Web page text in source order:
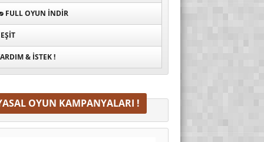
FULL OYUN İNDIR
& İSTEK !
OYUN KAMPANYALARI !